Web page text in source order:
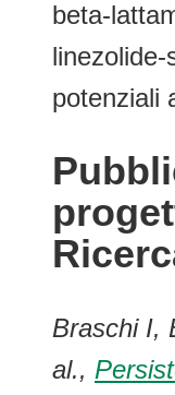
beta-
potenziali
Braschi I,
al.,